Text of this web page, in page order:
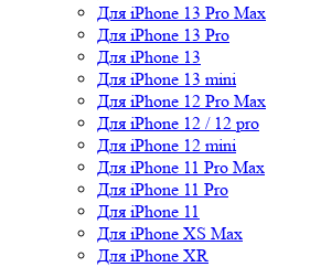
Для iPhone 13 Pro Max
Для iPhone 13 Pro
Для iPhone 13
Для iPhone 13 mini
Для iPhone 12 Pro Max
Для iPhone 12 / 12 pro
Для iPhone 12 mini
Для iPhone 11 Pro Max
Для iPhone 11 Pro
Для iPhone 11
Для iPhone XS Max
Для iPhone XR